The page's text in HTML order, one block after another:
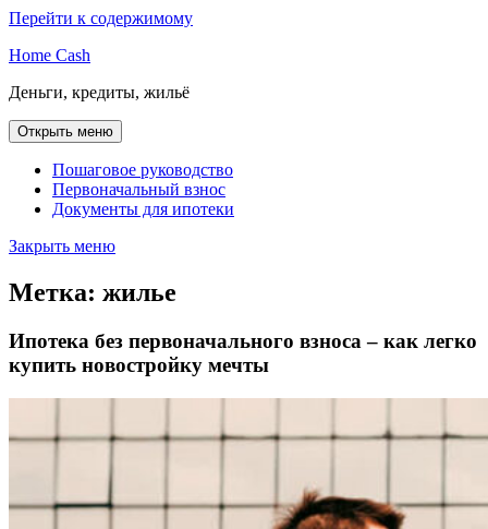
Перейти к содержимому
Home Cash
Деньги, кредиты, жильё
Открыть меню
Пошаговое руководство
Первоначальный взнос
Документы для ипотеки
Закрыть меню
Метка: жилье
Ипотека без первоначального взноса – как легко
купить новостройку мечты